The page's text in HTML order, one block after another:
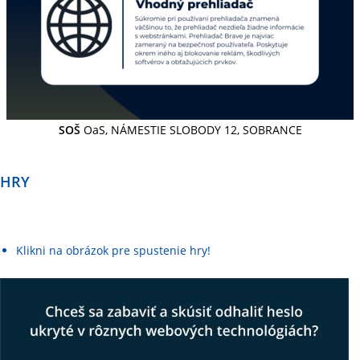
SOŠ OaS, NÁMESTIE SLOBODY 12, SOBRANCE
HRY
Klikni na obrázok pre spustenie hry!